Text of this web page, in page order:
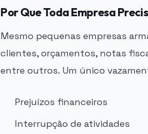
Por Que Toda Empresa
Mesmo pequenas empresas
clientes, orçamentos, notas
entre outros. Um único
Prejuízos financeiros
Interrupção de atividades